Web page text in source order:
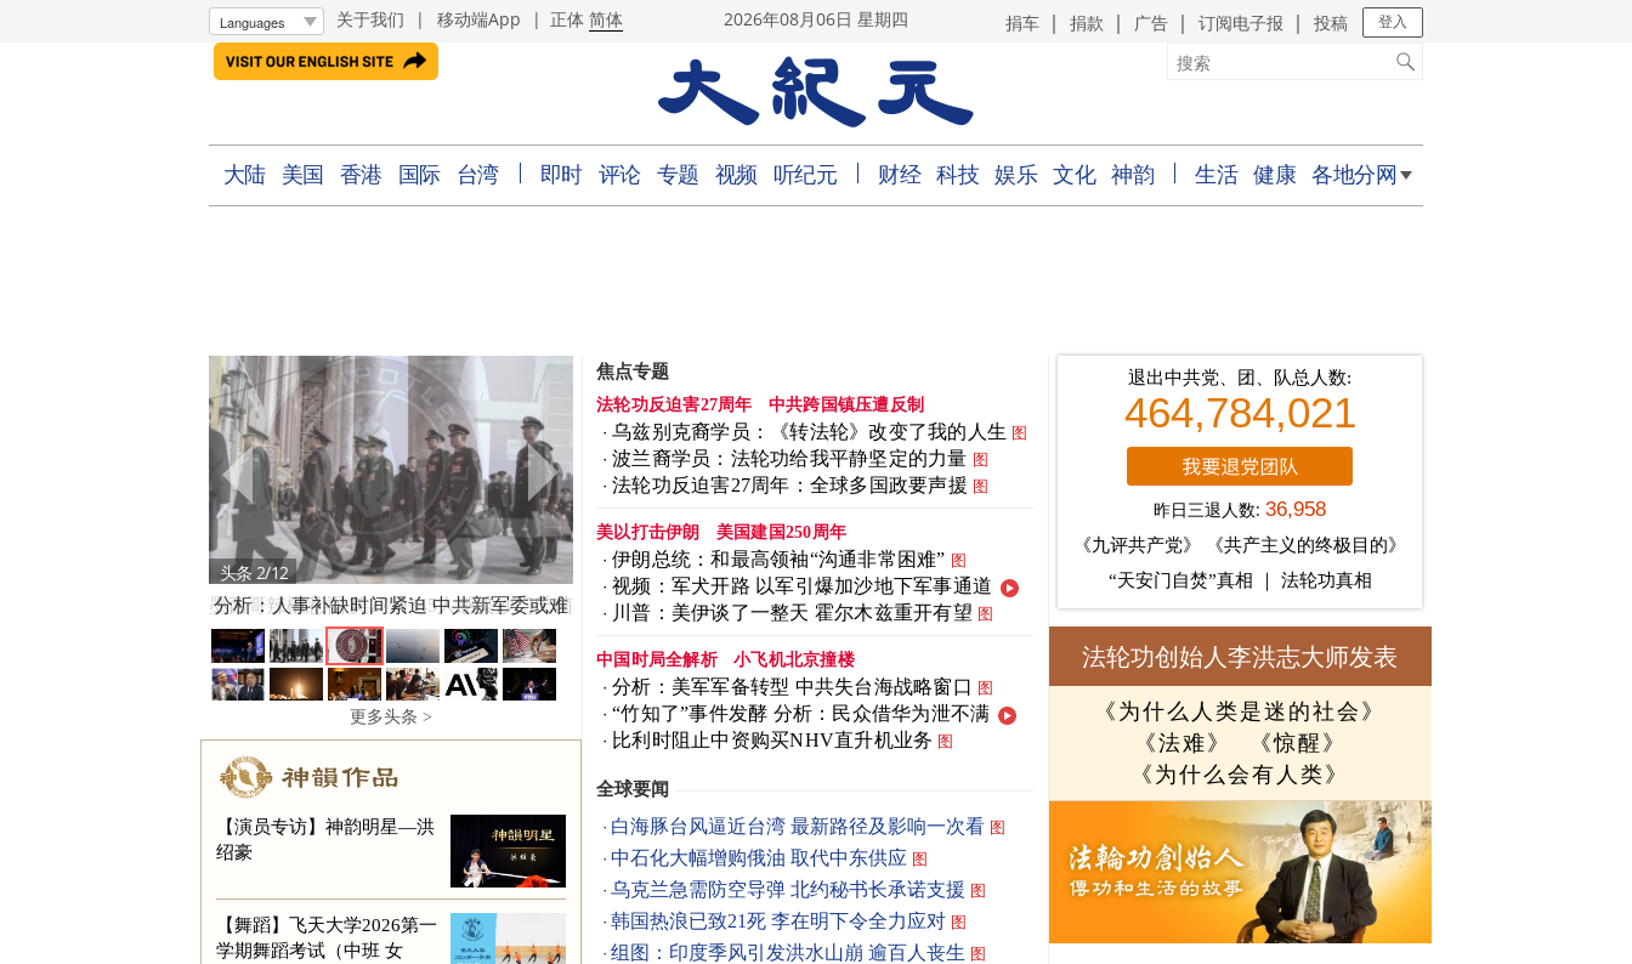
关于我们 | 移动端App | 正体 简体 2026年08月06日 星期四 捐车 捐款 广告 订阅电子报 投稿 登入
大陆 美国 香港 国际 台湾 即时 评论 专题 视频 听纪元 财经 科技 娱乐 文化 神韵 生活 健康 各地分网
头条 3/12
墨西哥辣椒惹祸 美27州345人感染沙门氏菌
更多头条 >
【演员专访】神韵明星—洪
绍豪
【舞蹈】飞天大学2026第一
学期舞蹈考试（中班 女
焦点专题
法轮功反迫害27周年 中共跨国镇压遭反制
乌兹别克裔学员：《转法轮》改变了我的人生 图
波兰裔学员：法轮功给我平静坚定的力量 图
法轮功反迫害27周年：全球多国政要声援 图
美以打击伊朗 美国建国250周年
伊朗总统：和最高领袖“沟通非常困难” 图
视频：军犬开路 以军引爆加沙地下军事通道
川普：美伊谈了一整天 霍尔木兹重开有望 图
中国时局全解析 小飞机北京撞楼
分析：美军军备转型 中共失台海战略窗口 图
“竹知了”事件发酵 分析：民众借华为泄不满
比利时阻止中资购买NHV直升机业务 图
全球要闻
白海豚台风逼近台湾 最新路径及影响一次看 图
中石化大幅增购俄油 取代中东供应 图
乌克兰急需防空导弹 北约秘书长承诺支援 图
韩国热浪已致21死 李在明下令全力应对 图
组图：印度季风引发洪水山崩 逾百人丧生 图
退出中共党、团、队总人数:
464,784,021
昨日三退人数:36,958
《九评共产党》
《共产主义的终极目的》
“天安门自焚”真相
法轮功真相
法轮功创始人李洪志大师发表
《为什么人类是迷的社会》
《法难》
《惊醒》
《为什么会有人类》